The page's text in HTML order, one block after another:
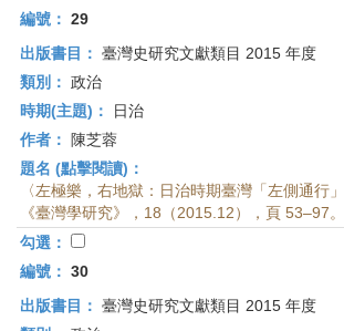
編號： 29
出版書目： 臺灣史研究文獻類目 2015 年度
類別： 政治
時期(主題)：
日治
作者：
陳芝蓉
題名 (點擊閱讀)：
〈左極樂，右地獄：日治時期臺灣「左側通行
《臺灣學研究》，18（2015.12），頁 53–97。
勾選：
編號： 30
出版書目： 臺灣史研究文獻類目 2015 年度